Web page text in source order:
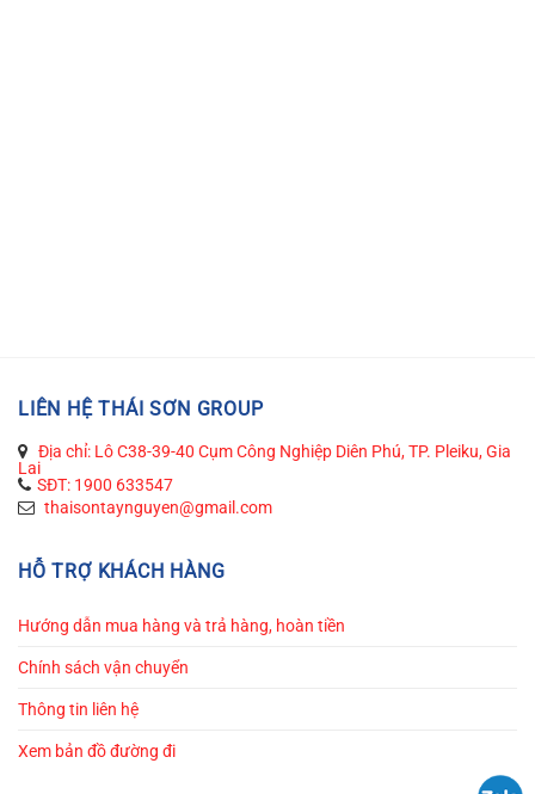
LIÊN HỆ THÁI SƠN GROUP
Địa chỉ: Lô C38-39-40 Cụm Công Nghiệp Diên Phú, TP. Pleiku, Gia
Lai
SĐT: 1900 633547
thaisontaynguyen@gmail.com
HỖ TRỢ KHÁCH HÀNG
Hướng dẫn mua hàng và trả hàng, hoàn tiền
Chính sách vận chuyển
Thông tin liên hệ
Xem bản đồ đường đi